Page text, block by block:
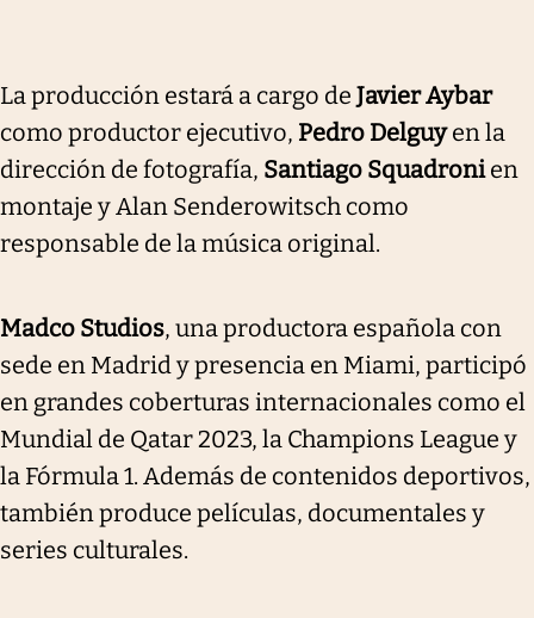
La producción estará a cargo de Javier Aybar
como productor ejecutivo, Pedro Delguyen la
dirección de fotografía, Santiago Squadronien
montaje y Alan Senderowitsch como
responsable de la música original.
Madco Studios, una productora española con
sede en Madrid y presencia en Miami, participó
en grandes coberturas internacionales como el
Mundial de Qatar 2023, la Champions League y
la Fórmula 1. Además de contenidos deportivos,
también produce películas, documentales y
series culturales.